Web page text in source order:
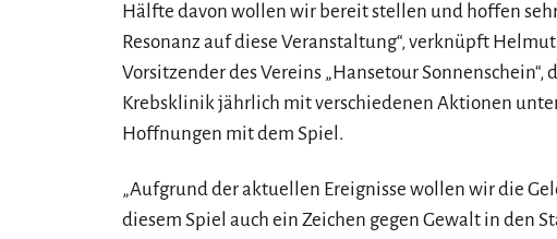
Hälfte davon wollen wir bereit stellen und hoffen
Resonanz auf diese Veranstaltung“, verknüpft Helmut
Vorsitzender des Vereins „Hansetour Sonnenschein“,
Krebsklinik jährlich mit verschiedenen Aktionen
Hoffnungen mit dem Spiel.
„Aufgrund der aktuellen Ereignisse wollen wir die
diesem Spiel auch ein Zeichen gegen Gewalt in den